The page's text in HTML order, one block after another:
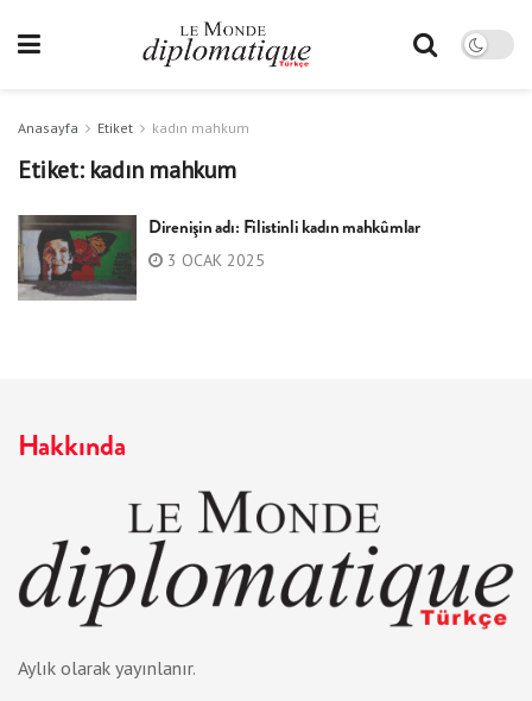
Anasayfa Etiket kadın mahkum
Etiket: kadın mahkum
Direnişin adı: Filistinli kadın mahkûmlar
3 OCAK 2025
Hakkında
Aylık olarak yayınlanır.